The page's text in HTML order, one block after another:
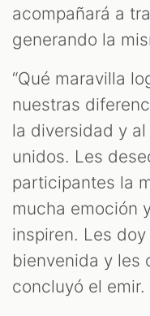
acompañará a
generando la
“Qué maravilla
nuestras
la diversidad y
unidos. Les
participantes la
mucha emoción
inspiren. Les
bienvenida y les
concluyó el emir.